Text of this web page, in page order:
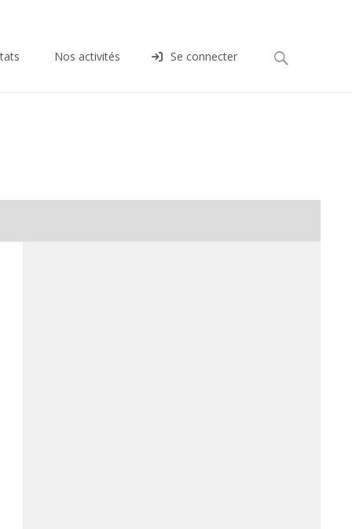
Nos activités Se connecter Rechercher :